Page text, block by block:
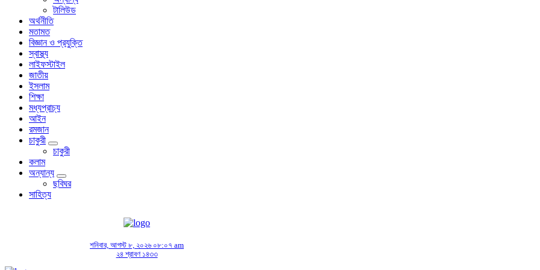
টালিউড
অর্থনীতি
মতামত
বিজ্ঞান ও প্রযুক্তি
স্বাস্থ্য
লাইফস্টাইল
জাতীয়
ইসলাম
শিক্ষা
মধ্যপ্রাচ্য
আইন
রমজান
চাকুরী
চাকুরী
কলাম
অন্যান্য
ছবিঘর
সাহিত্য
শনিবার, আগস্ট ৮, ২০২৬ ০৮:০৭ am
২৪ শ্রাবণ ১৪৩৩